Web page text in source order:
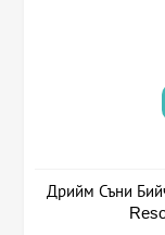
Дрийм Съни